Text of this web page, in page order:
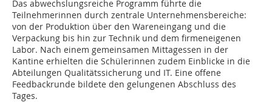
Das abwechslungsreiche Programm führte die
Teilnehmerinnen durch zentrale Unternehmensbereiche:
von der Produktion über den Wareneingang und die
Verpackung bis hin zur Technik und dem firmeneigenen
Labor. Nach einem gemeinsamen Mittagessen in der
Kantine erhielten die Schülerinnen zudem Einblicke in die
Abteilungen Qualitätssicherung und IT. Eine offene
Feedbackrunde bildete den gelungenen Abschluss des
Tages.